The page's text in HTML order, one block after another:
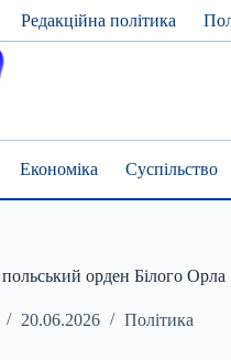
Редакційна політика
Економіка Суспільство
орден Білого Орла
20.06.2026 Політика